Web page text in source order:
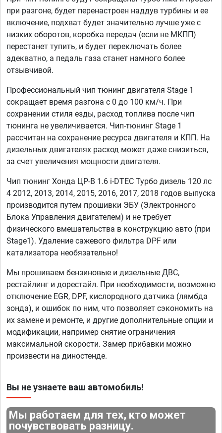
при разгоне, будет перенастроен наддув турбины и ее
включение, подхват будет значительно лучше уже с
низких оборотов, коробка передач (если не МКПП)
перестанет тупить, и будет переключать более
адекватно, а педаль газа станет намного более
отзывчивой.
Профессиональный чип тюнинг двигателя Stage 1
сокращает время разгона с 0 до 100 км/ч. При
сохранении стиля езды, расход топлива после чип
тюнинга не увеличивается. Чип-тюнинг Stage 1
рассчитан на сохранение ресурса двигателя и КПП. На
дизельных двигателях расход может даже снизиться,
за счет увеличения мощности двигателя.
Чип тюнинг Хонда ЦР-В 1.6 i-DTEC Турбо дизель 120 лс
4 2012, 2013, 2014, 2015, 2016, 2017, 2018 годов выпуска
производится путем прошивки ЭБУ (Электронного
Блока Управления двигателем) и не требует
физического вмешательства в конструкцию авто (при
Stage1). Удаление сажевого фильтра DPF или
катализатора необязательно!
Мы прошиваем бензиновые и дизельные ДВС,
рестайлинг и дорестайл. При необходимости, возможно
отключение EGR, DPF, кислородного датчика (лямбда
зонда), и ошибок по ним, что позволяет сэкономить на
их замене и ремонте, и другие дополнительные опции и
модификации, например снятие ограничения
максимальной скорости. Замер прибавки можно
произвести на диностенде.
Вы не узнаете ваш автомобиль!
Мы работаем для тех, кто может
почувствовать разницу.